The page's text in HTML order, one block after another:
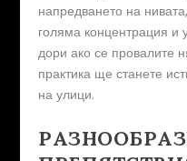
напредването на
голяма концентрация и
дори ако се провалите
практика ще станете
на улици.